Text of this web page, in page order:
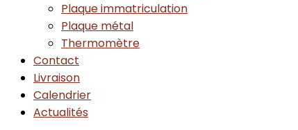
Plaque immatriculation
Plaque métal
Thermomètre
Contact
Livraison
Calendrier
Actualités